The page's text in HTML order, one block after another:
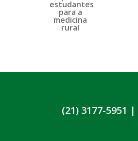
(21) 3177-5951 |